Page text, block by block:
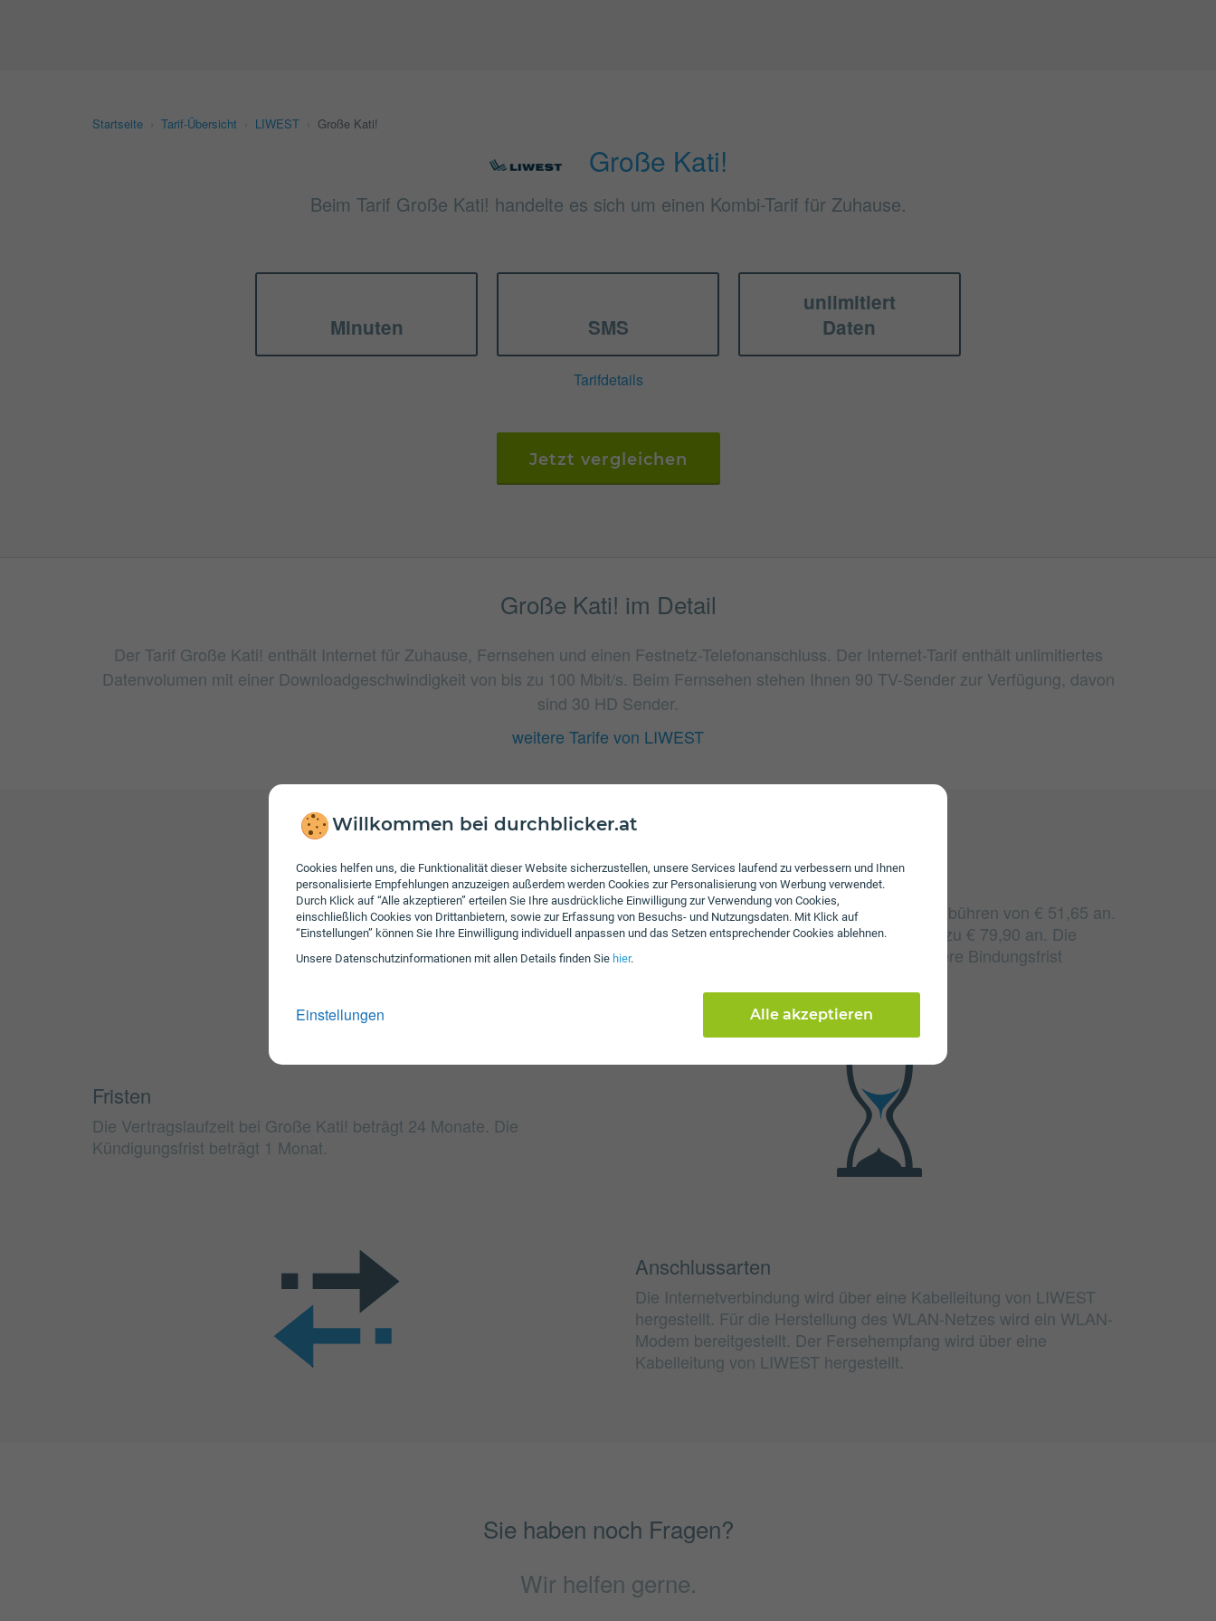
Willkommen bei durchblicker.at
Cookies helfen uns, die Funktionalität dieser Website sicherzustellen, unsere Services laufend zu verbessern und Ihnen
personalisierte Empfehlungen anzuzeigen außerdem werden Cookies zur Personalisierung von Werbung verwendet.
Durch Klick auf “Alle akzeptieren” erteilen Sie Ihre ausdrückliche Einwilligung zur Verwendung von Cookies,
einschließlich Cookies von Drittanbietern, sowie zur Erfassung von Besuchs- und Nutzungsdaten. Mit Klick auf
“Einstellungen” können Sie Ihre Einwilligung individuell anpassen und das Setzen entsprechender Cookies ablehnen.
Unsere Daten­schutz­informationen mit allen Details finden Sie hier.
Einstellungen Alle akzeptieren
Startseite Tarif-Übersicht LIWEST Große Kati!
Große Kati!
Beim Tarif Große Kati! handelte es sich um einen Kombi-Tarif für Zuhause.
Minuten SMS
unlimitiert
Daten
Tarifdetails
Jetzt vergleichen
Große Kati! im Detail
Der Tarif Große Kati! enthält Internet für Zuhause, Fernsehen und einen Festnetz-Telefonanschluss. Der Internet-Tarif enthält unlimitiertes
Datenvolumen mit einer Downloadgeschwindigkeit von bis zu 100 Mbit/s. Beim Fernsehen stehen Ihnen 90 TV-Sender zur Verfügung, davon
sind 30 HD Sender.
weitere Tarife von LIWEST
Gebühren
Beim Tarif Große Kati! fallen monatliche Gebühren von € 51,65 an.
Weiters fallen einmalige Gebühren von bis zu € 79,90 an. Die
Einmalkosten können sich durch eine längere Bindungsfrist
Fristen
Die Vertragslaufzeit bei Große Kati! beträgt 24 Monate. Die
Kündigungsfrist beträgt 1 Monat.
Anschlussarten
Die Internetverbindung wird über eine Kabelleitung von LIWEST
hergestellt. Für die Herstellung des WLAN-Netzes wird ein WLAN-
Modem bereitgestellt. Der Fersehempfang wird über eine
Kabelleitung von LIWEST hergestellt.
Sie haben noch Fragen?
Wir helfen gerne.